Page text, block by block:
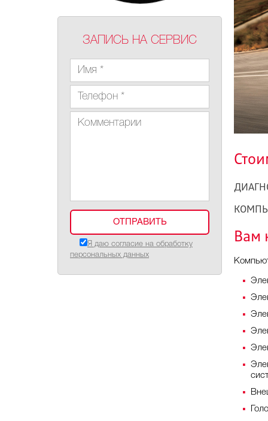
ЗАПИСЬ НА СЕРВИС
Я даю согласие на обработку
персональных данных
Вам